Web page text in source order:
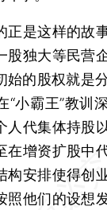
是这样的故
股独大等民营
始的股权就是
“小霸王”教训
人代集体持股
在增资扩股中
构安排使得创
照他们的设想